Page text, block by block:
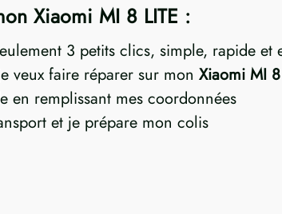
Xiaomi MI 8 LITE :
3 petits clics, simple, rapide
veux faire réparer sur mon Xiaomi MI 8
en remplissant mes coordonnées
et je prépare mon colis